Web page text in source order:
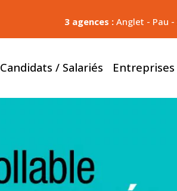
3 agences : Anglet - Pau -
Candidats / Salariés Entreprises